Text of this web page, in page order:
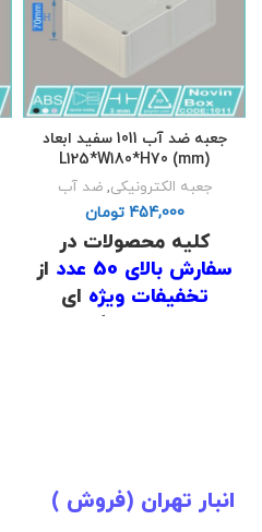
جعبه ضد آب 1011 سفید ابعاد
L125*W180*H70 (mm)
جعبه الکترونیکی,ضد آب
تومان
کلیه محصولات در
سفارش بالای 50 عدد
از
تخفیفات ویژه ای
برخوردار است که برای
(دانلود لیست قیمت
انبار تهران (فروش )